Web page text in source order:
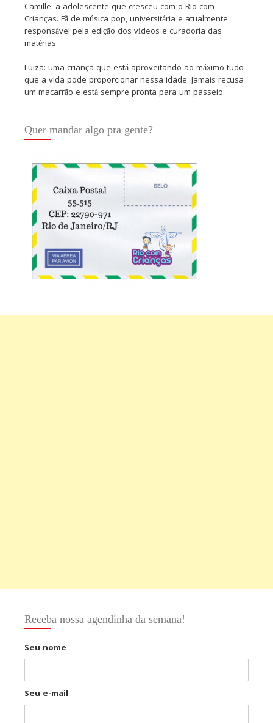
Camille: a adolescente que cresceu com o Rio com
Crianças. Fã de música pop, universitária e atualmente
responsável pela edição dos vídeos e curadoria das
matérias.
Luiza: uma criança que está aproveitando ao máximo tudo
que a vida pode proporcionar nessa idade. Jamais recusa
um macarrão e está sempre pronta para um passeio.
Quer mandar algo pra gente?
Receba nossa agendinha da semana!
Seu nome
Seu e-mail